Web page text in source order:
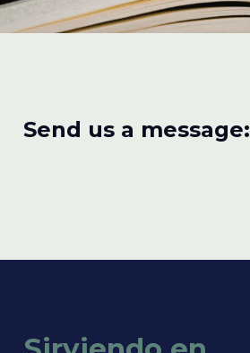
Send us a message: